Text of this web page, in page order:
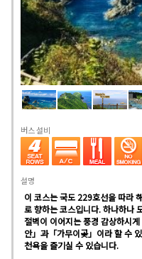
버스 설비
설명
이 코스는 국도 229호선을 따라
로 향하는 코스입니다. 하나하나
절벽이 이어지는 풍경 감상하시
안」과「가무이곶」이라 할 수
천욕을 즐기실 수 있습니다.